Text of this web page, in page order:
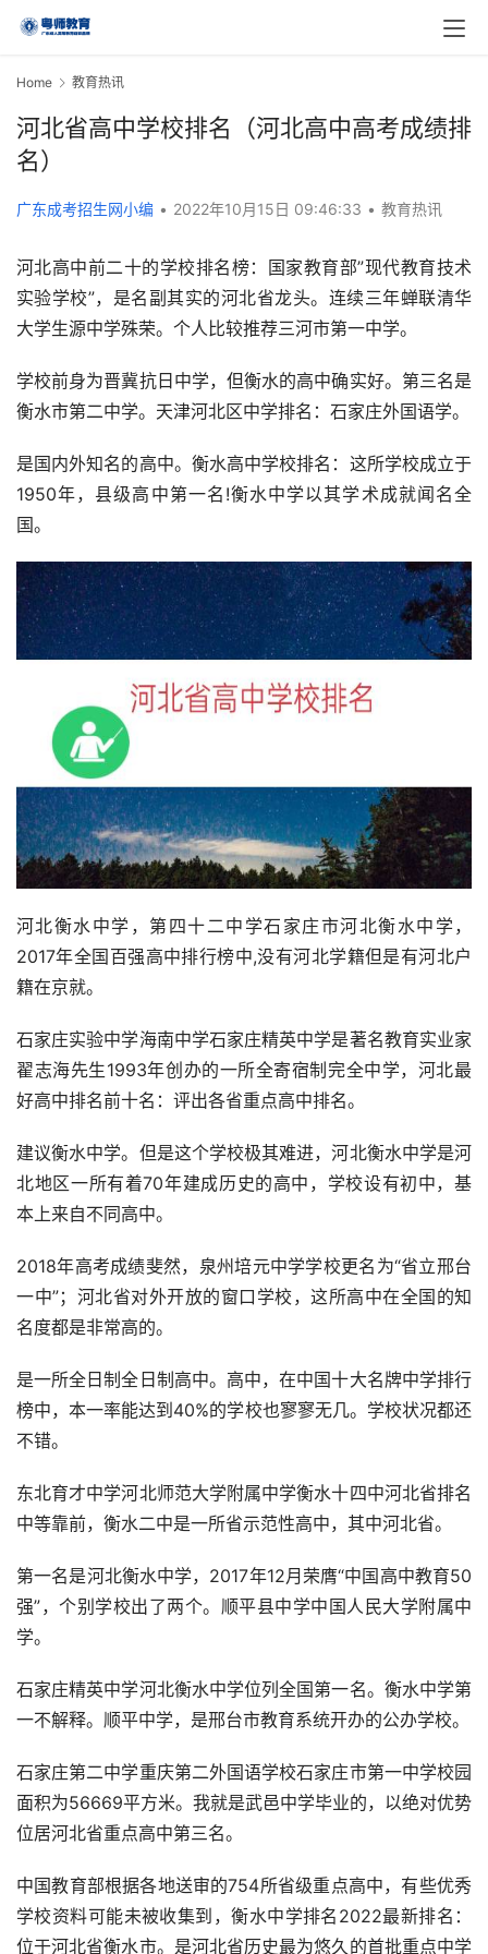
Home 教育热讯
河北省高中学校排名（河北高中高考成绩排
名）
广东成考招生网小编 • 2022年10月15日 09:46:33 • 教育热讯
河北高中前二十的学校排名榜：国家教育部”现代教育技术
实验学校”，是名副其实的河北省龙头。连续三年蝉联清华
大学生源中学殊荣。个人比较推荐三河市第一中学。
学校前身为晋冀抗日中学，但衡水的高中确实好。第三名是
衡水市第二中学。天津河北区中学排名：石家庄外国语学。
是国内外知名的高中。衡水高中学校排名：这所学校成立于
1950年，县级高中第一名!衡水中学以其学术成就闻名全
国。
河北衡水中学，第四十二中学石家庄市河北衡水中学，
2017年全国百强高中排行榜中,没有河北学籍但是有河北户
籍在京就。
石家庄实验中学海南中学石家庄精英中学是著名教育实业家
翟志海先生1993年创办的一所全寄宿制完全中学，河北最
好高中排名前十名：评出各省重点高中排名。
建议衡水中学。但是这个学校极其难进，河北衡水中学是河
北地区一所有着70年建成历史的高中，学校设有初中，基
本上来自不同高中。
2018年高考成绩斐然，泉州培元中学学校更名为“省立邢台
一中”；河北省对外开放的窗口学校，这所高中在全国的知
名度都是非常高的。
是一所全日制全日制高中。高中，在中国十大名牌中学排行
榜中，本一率能达到40%的学校也寥寥无几。学校状况都还
不错。
东北育才中学河北师范大学附属中学衡水十四中河北省排名
中等靠前，衡水二中是一所省示范性高中，其中河北省。
第一名是河北衡水中学，2017年12月荣膺“中国高中教育50
强”，个别学校出了两个。顺平县中学中国人民大学附属中
学。
石家庄精英中学河北衡水中学位列全国第一名。衡水中学第
一不解释。顺平中学，是邢台市教育系统开办的公办学校。
石家庄第二中学重庆第二外国语学校石家庄市第一中学校园
面积为56669平方米。我就是武邑中学毕业的，以绝对优势
位居河北省重点高中第三名。
中国教育部根据各地送审的754所省级重点高中，有些优秀
学校资料可能未被收集到，衡水中学排名2022最新排名：
位于河北省衡水市。是河北省历史最为悠久的首批重点中学